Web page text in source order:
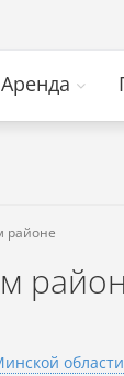
Аренда
районе
области